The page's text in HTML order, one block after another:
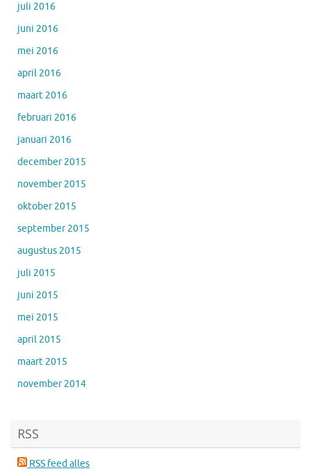
juli 2016
juni 2016
mei 2016
april 2016
maart 2016
februari 2016
januari 2016
december 2015
november 2015
oktober 2015
september 2015
augustus 2015
juli 2015
juni 2015
mei 2015
april 2015
maart 2015
november 2014
RSS
RSS feed alles